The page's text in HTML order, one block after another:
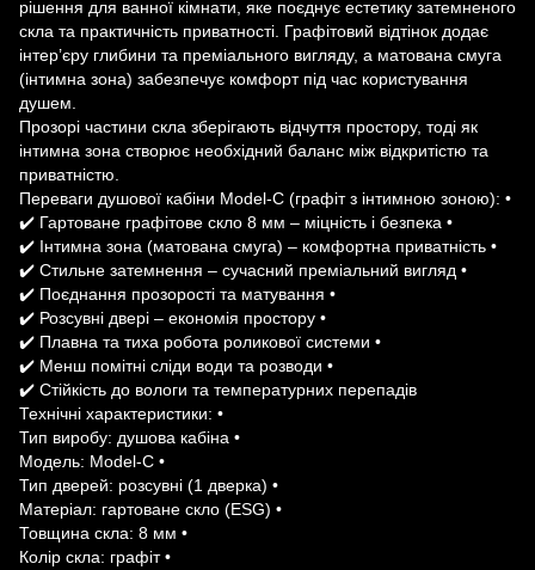
рішення для ванної кімнати, яке поєднує естетику затемненого
скла та практичність приватності. Графітовий відтінок додає
інтер’єру глибини та преміального вигляду, а матована смуга
(інтимна зона) забезпечує комфорт під час користування
душем.
Прозорі частини скла зберігають відчуття простору, тоді як
інтимна зона створює необхідний баланс між відкритістю та
приватністю.
Переваги душової кабіни Model-C (графіт з інтимною зоною): •
✔️ Гартоване графітове скло 8 мм – міцність і безпека •
✔️ Інтимна зона (матована смуга) – комфортна приватність •
✔️ Стильне затемнення – сучасний преміальний вигляд •
✔️ Поєднання прозорості та матування •
✔️ Розсувні двері – економія простору •
✔️ Плавна та тиха робота роликової системи •
✔️ Менш помітні сліди води та розводи •
✔️ Стійкість до вологи та температурних перепадів
Технічні характеристики: •
Тип виробу: душова кабіна •
Модель: Model-C •
Тип дверей: розсувні (1 дверка) •
Матеріал: гартоване скло (ESG) •
Товщина скла: 8 мм •
Колір скла: графіт •